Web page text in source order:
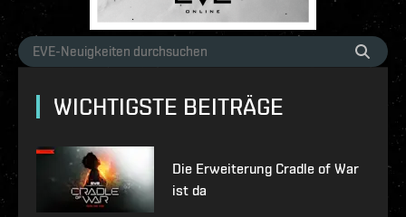
WICHTIGSTE BEITRÄGE
Die Erweiterung Cradle of War
ist da